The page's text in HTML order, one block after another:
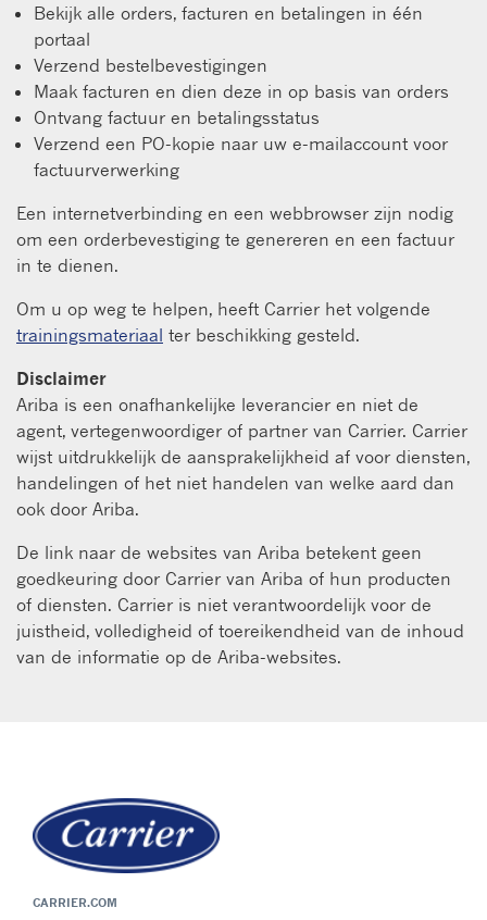
Bekijk alle orders, facturen en betalingen in één
portaal
Verzend bestelbevestigingen
Maak facturen en dien deze in op basis van orders
Ontvang factuur en betalingsstatus
Verzend een PO-kopie naar uw e-mailaccount voor
factuurverwerking
Een internetverbinding en een webbrowser zijn nodig
om een orderbevestiging te genereren en een factuur
in te dienen.
Om u op weg te helpen, heeft Carrier het volgende
trainingsmateriaal ter beschikking gesteld.
Disclaimer
Ariba is een onafhankelijke leverancier en niet de
agent, vertegenwoordiger of partner van Carrier. Carrier
wijst uitdrukkelijk de aansprakelijkheid af voor diensten,
handelingen of het niet handelen van welke aard dan
ook door Ariba.
De link naar de websites van Ariba betekent geen
goedkeuring door Carrier van Ariba of hun producten
of diensten. Carrier is niet verantwoordelijk voor de
juistheid, volledigheid of toereikendheid van de inhoud
van de informatie op de Ariba-websites.
CARRIER.COM